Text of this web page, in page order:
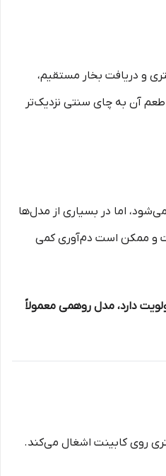
و دریافت بخار مستقیم،
آن به چای سنتی نزدیک‌تر
اما در بسیاری از مدل‌ها
و ممکن است دم‌آوری کمی
دارد، مدل روهمی معمولاً
روی کابینت اشغال می‌کند.